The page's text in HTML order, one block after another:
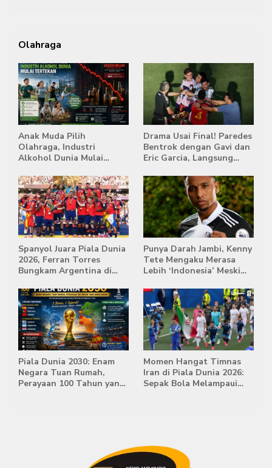
Olahraga
Anak Muda Pilih
Olahraga, Industri
Alkohol Dunia Mulai
Drama Usai Final! Paredes
Bentrok dengan Gavi dan
Eric Garcia, Langsung
Spanyol Juara Piala Dunia
2026, Ferran Torres
Bungkam Argentina di
Punya Darah Jambi, Kenny
Tete Mengaku Merasa
Lebih ‘Indonesia’ Meski
Piala Dunia 2030: Enam
Negara Tuan Rumah,
Perayaan 100 Tahun yang
Momen Hangat Timnas
Iran di Piala Dunia 2026:
Sepak Bola Melampaui